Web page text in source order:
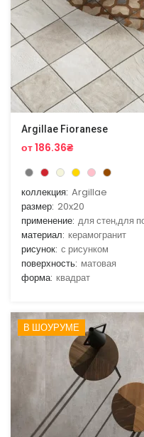
Argillae Fioranese
от 186.36₴
коллекция: Argillae
размер: 20x20
применение: для стен,для
материал: керамогранит
рисунок: с рисунком
поверхность: матовая
форма: квадрат
В ШОУРУМЕ